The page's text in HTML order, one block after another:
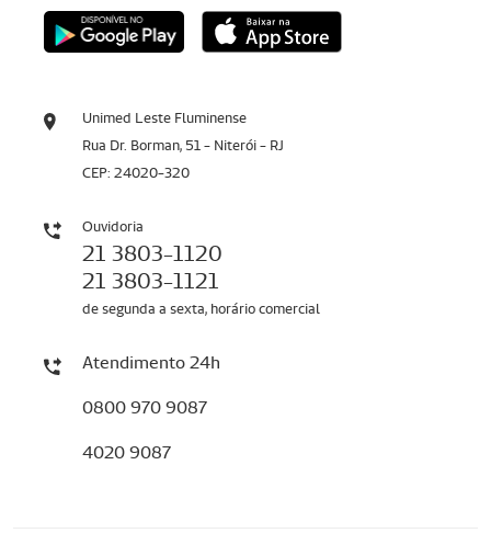
Unimed Leste Fluminense
Rua Dr. Borman, 51 - Niterói - RJ
CEP: 24020-320
Ouvidoria
21 3803-1120
21 3803-1121
de segunda a sexta, horário comercial
Atendimento 24h
0800 970 9087
4020 9087